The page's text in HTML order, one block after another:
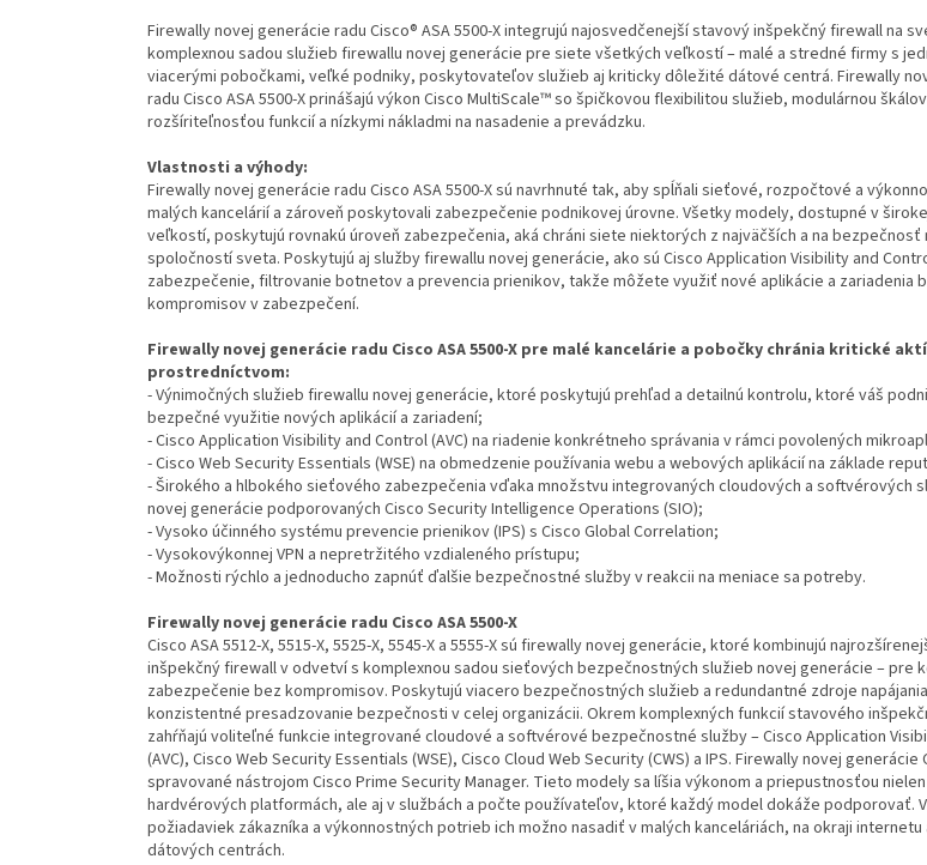
Firewally novej generácie radu Cisco® ASA 5500-X integrujú najosvedčenejší stavový inšpekčný firewall na
komplexnou sadou služieb firewallu novej generácie pre siete všetkých veľkostí – malé a stredné firmy s
viacerými pobočkami, veľké podniky, poskytovateľov služieb aj kriticky dôležité dátové centrá. Firewally
radu Cisco ASA 5500-X prinášajú výkon Cisco MultiScale™ so špičkovou flexibilitou služieb, modulárnou
rozšíriteľnosťou funkcií a nízkymi nákladmi na nasadenie a prevádzku.
Vlastnosti a výhody:
Firewally novej generácie radu Cisco ASA 5500-X sú navrhnuté tak, aby spĺňali sieťové, rozpočtové a
malých kancelárií a zároveň poskytovali zabezpečenie podnikovej úrovne. Všetky modely, dostupné v
veľkostí, poskytujú rovnakú úroveň zabezpečenia, aká chráni siete niektorých z najväčších a na bezpečnosť
spoločností sveta. Poskytujú aj služby firewallu novej generácie, ako sú Cisco Application Visibility and
zabezpečenie, filtrovanie botnetov a prevencia prienikov, takže môžete využiť nové aplikácie a zariadenia
kompromisov v zabezpečení.
Firewally novej generácie radu Cisco ASA 5500-X pre malé kancelárie a pobočky chránia kritické
prostredníctvom:
- Výnimočných služieb firewallu novej generácie, ktoré poskytujú prehľad a detailnú kontrolu, ktoré váš
bezpečné využitie nových aplikácií a zariadení;
- Cisco Application Visibility and Control (AVC) na riadenie konkrétneho správania v rámci povolených
- Cisco Web Security Essentials (WSE) na obmedzenie používania webu a webových aplikácií na základe
- Širokého a hlbokého sieťového zabezpečenia vďaka množstvu integrovaných cloudových a softvérových
novej generácie podporovaných Cisco Security Intelligence Operations (SIO);
- Vysoko účinného systému prevencie prienikov (IPS) s Cisco Global Correlation;
- Vysokovýkonnej VPN a nepretržitého vzdialeného prístupu;
- Možnosti rýchlo a jednoducho zapnúť ďalšie bezpečnostné služby v reakcii na meniace sa potreby.
Firewally novej generácie radu Cisco ASA 5500-X
Cisco ASA 5512-X, 5515-X, 5525-X, 5545-X a 5555-X sú firewally novej generácie, ktoré kombinujú
inšpekčný firewall v odvetví s komplexnou sadou sieťových bezpečnostných služieb novej generácie – pre
zabezpečenie bez kompromisov. Poskytujú viacero bezpečnostných služieb a redundantné zdroje
konzistentné presadzovanie bezpečnosti v celej organizácii. Okrem komplexných funkcií stavového
zahŕňajú voliteľné funkcie integrované cloudové a softvérové bezpečnostné služby – Cisco Application
(AVC), Cisco Web Security Essentials (WSE), Cisco Cloud Web Security (CWS) a IPS. Firewally novej generácie
spravované nástrojom Cisco Prime Security Manager. Tieto modely sa líšia výkonom a priepustnosťou
hardvérových platformách, ale aj v službách a počte používateľov, ktoré každý model dokáže podporovať.
požiadaviek zákazníka a výkonnostných potrieb ich možno nasadiť v malých kanceláriách, na okraji internetu
dátových centrách.